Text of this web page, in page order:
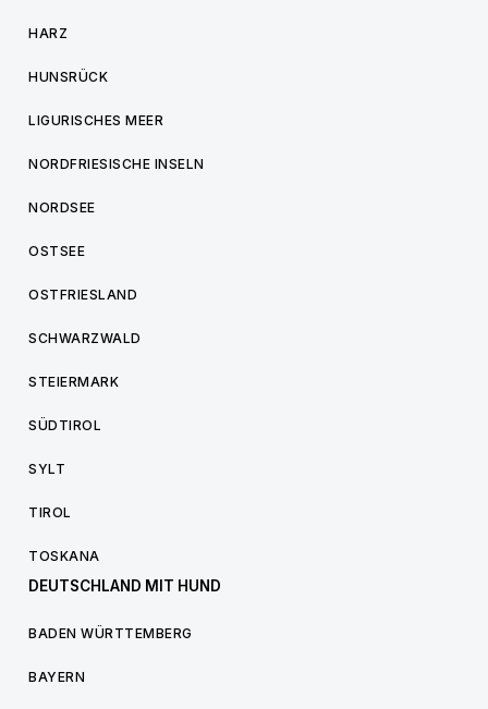
HARZ
HUNSRÜCK
LIGURISCHES MEER
NORDFRIESISCHE INSELN
NORDSEE
OSTSEE
OSTFRIESLAND
SCHWARZWALD
STEIERMARK
SÜDTIROL
SYLT
TIROL
TOSKANA
DEUTSCHLAND MIT HUND
BADEN WÜRTTEMBERG
BAYERN